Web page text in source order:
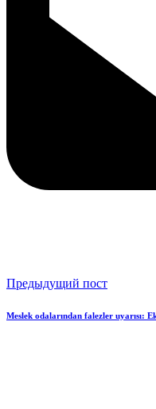
Предыдущий пост
Meslek odalarından falezler uyarısı: